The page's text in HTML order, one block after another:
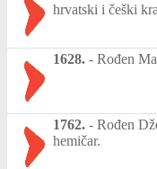
hrvatski i češki
1628. - Rođen
1762. - Rođen
hemičar.